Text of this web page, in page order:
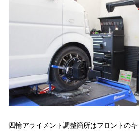
四輪アライメント調整箇所はフロントの